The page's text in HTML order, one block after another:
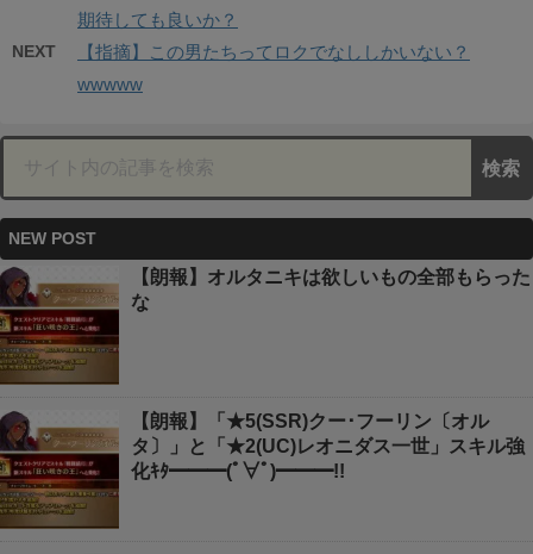
期待しても良いか？
NEXT
【指摘】この男たちってロクでなししかいない？
wwwww
NEW POST
【朗報】オルタニキは欲しいもの全部もらった
な
【朗報】「★5(SSR)クー･フーリン〔オル
タ〕」と「★2(UC)レオニダス一世」スキル強
化ｷﾀ━━━(ﾟ∀ﾟ)━━━!!